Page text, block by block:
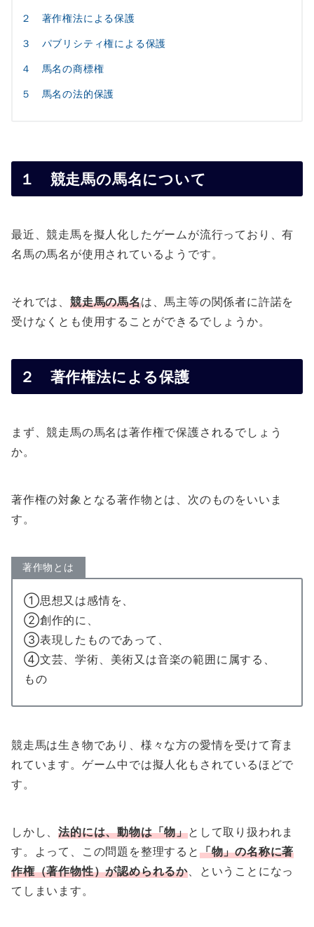
２ 著作権法による保護
３ パブリシティ権による保護
４ 馬名の商標権
５ 馬名の法的保護
１ 競走馬の馬名について
最近、競走馬を擬人化したゲームが流行っており、有
名馬の馬名が使用されているようです。
それでは、 競走馬の馬名は、馬主等の関係者に許諾を
受けなくとも使用することができるでしょうか。
２ 著作権法による保護
まず、競走馬の馬名は著作権で保護されるでしょう
か。
著作権の対象となる著作物とは、次のものをいいま
す。
著作物とは
①思想又は感情を、
②創作的に、
③表現したものであって、
④文芸、学術、美術又は音楽の範囲に属する、
もの
競走馬は生き物であり、様々な方の愛情を受けて育ま
れています。ゲーム中では擬人化もされているほどで
す。
しかし、法的には、動物は「物」として取り扱われま
す。よって、この問題を整理すると 「物」の名称に著
作権（著作物性）が認められるか、ということになっ
てしまいます。